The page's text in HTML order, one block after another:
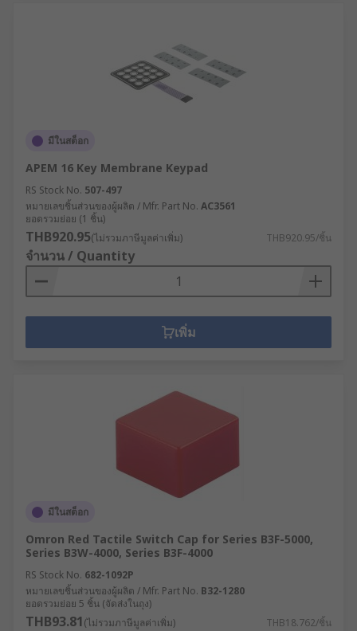
มีในสต็อก
APEM 16 Key Membrane Keypad
RS Stock No. 507-497
หมายเลขชิ้นส่วนของผู้ผลิต / Mfr. Part No. AC3561
ยอดรวมย่อย (1 ชิ้น)
THB920.95(ไม่รวมภาษีมูลค่าเพิ่ม) THB920.95/ชิ้น
จำนวน / Quantity
เพิ่ม
มีในสต็อก
Omron Red Tactile Switch Cap for Series B3F-5000,
Series B3W-4000, Series B3F-4000
RS Stock No. 682-1092P
หมายเลขชิ้นส่วนของผู้ผลิต / Mfr. Part No. B32-1280
ยอดรวมย่อย 5 ชิ้น (จัดส่งในถุง)
THB93.81(ไม่รวมภาษีมูลค่าเพิ่ม) THB18.762/ชิ้น